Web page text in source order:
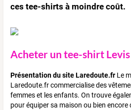
ces tee-shirts à moindre coût.
Acheter un tee-shirt Levis
Présentation du site Laredoute.fr Le
Laredoute.fr commercialise des
femmes et les enfants. On trouve
pour équiper sa maison ou bien encore